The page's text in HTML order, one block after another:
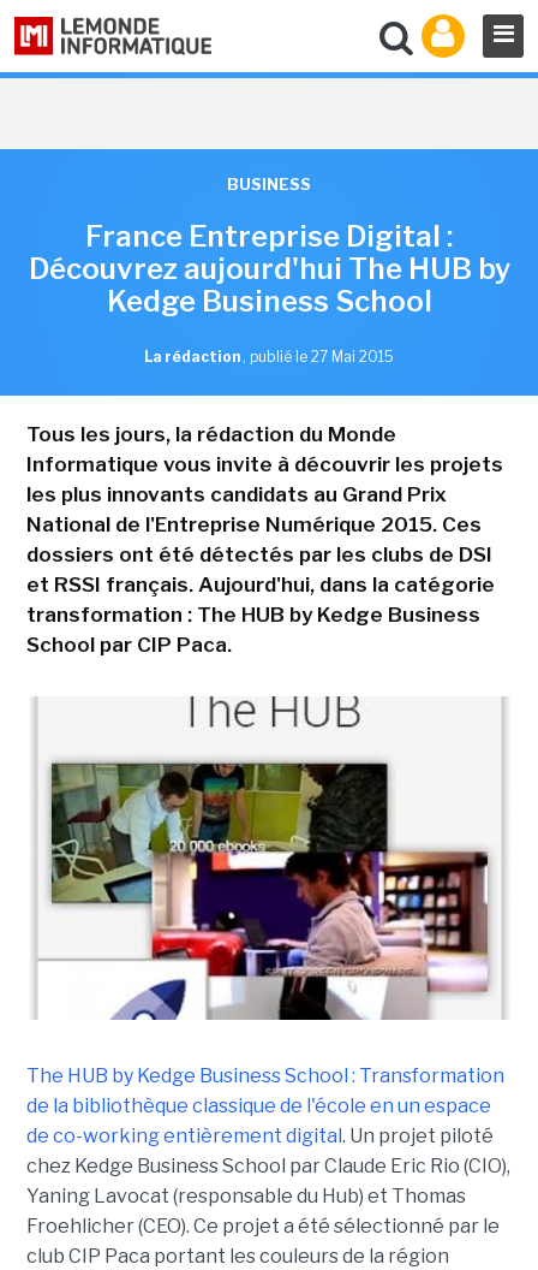
BUSINESS
France Entreprise Digital :
Découvrez aujourd'hui The HUB by
Kedge Business School
La rédaction , publié le 27 Mai 2015
Tous les jours, la rédaction du Monde
Informatique vous invite à découvrir les projets
les plus innovants candidats au Grand Prix
National de l'Entreprise Numérique 2015. Ces
dossiers ont été détectés par les clubs de DSI
et RSSI français. Aujourd'hui, dans la catégorie
transformation : The HUB by Kedge Business
School par CIP Paca.
The HUB by Kedge Business School : Transformation
de la bibliothèque classique de l'école en un espace
de co-working entièrement digital . Un projet piloté
chez Kedge Business School par Claude Eric Rio (CIO),
Yaning Lavocat (responsable du Hub) et Thomas
Froehlicher (CEO). Ce projet a été sélectionné par le
club CIP Paca portant les couleurs de la région